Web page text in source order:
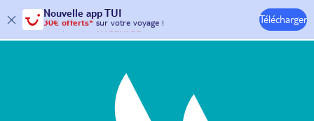
Nouvelle app TUI
30€ offerts*sur votre voyage !
avec le code : HAPPYAPP
Télécharger
Hôtels & Clubs